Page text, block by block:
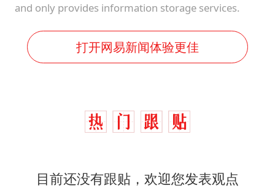
and only provides information storage services.
打开网易新闻体验更佳
目前还没有跟贴，欢迎您发表观点